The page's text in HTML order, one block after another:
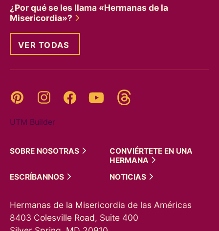
¿Por qué se les llama «Hermanas de la
Misericordia»?
VER TODAS
Pinterest InstagramFacebookYouTube
UTM Builder
SOBRE NOSOTRAS
CONVIÉRTETE EN UNA
HERMANA
ESCRÍBANNOS
NOTICIAS
Hermanas de la Misericordia de las Américas
8403 Colesville Road, Suite 400